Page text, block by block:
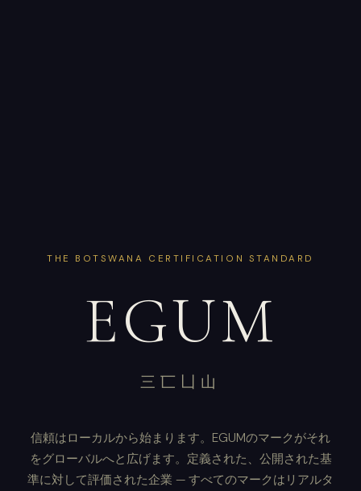
THE BOTSWANA CERTIFICATION STANDARD
EGUM
三匸凵山
信頼はローカルから始まります。EGUMのマークがそれ
をグローバルへと広げます。定義された、公開された基
準に対して評価された企業 — すべてのマークはリアルタ